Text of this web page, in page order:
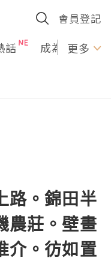
會員登記
話 成為U更多
路。錦田半
農莊。壁畫
介。彷如置